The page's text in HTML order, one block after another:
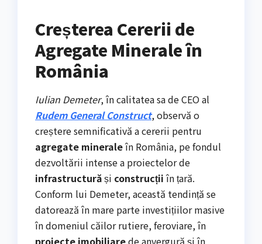
Creșterea Cererii de
Agregate Minerale în
România
Iulian Demeter, în calitatea sa de CEO al
Rudem General Construct, observă o
creștere semnificativă a cererii pentru
agregate mineraleîn România, pe fondul
dezvoltării intense a proiectelor de
infrastructurăși construcții în țară.
Conform lui Demeter, această tendință se
datorează în mare parte investițiilor masive
în domeniul căilor rutiere, feroviare, în
proiecte imobiliarede anvergură și în